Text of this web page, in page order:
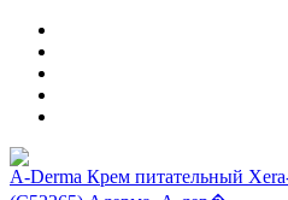
A-Derma Крем питательный